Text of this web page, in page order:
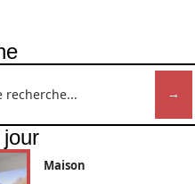
Maison